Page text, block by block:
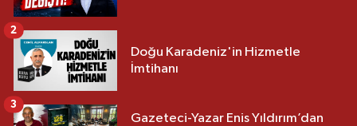
Doğu Karadeniz'in Hizmetle
İmtihanı
2
Gazeteci-Yazar Enis Yıldırım’dan
3